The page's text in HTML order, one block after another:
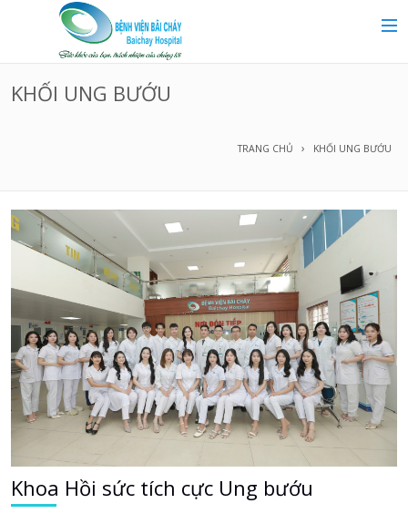
Tin tức
Dịch vụ y tế
Dành cho khách hàng
KHỐI UNG BƯỚU
TRANG CHỦ KHỐI UNG BƯỚU
Khoa Hồi sức tích cực Ung bướu